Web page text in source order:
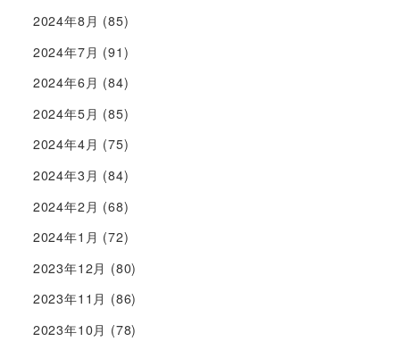
2024年8月 (85)
2024年7月 (91)
2024年6月 (84)
2024年5月 (85)
2024年4月 (75)
2024年3月 (84)
2024年2月 (68)
2024年1月 (72)
2023年12月 (80)
2023年11月 (86)
2023年10月 (78)